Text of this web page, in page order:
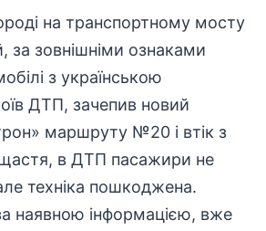
на транспортному мосту
за зовнішніми ознаками
з українською
ДТП, зачепив новий
маршруту №20 і втік з
щастя, в ДТП пасажири не
техніка пошкоджена.
наявною інформацією, вже